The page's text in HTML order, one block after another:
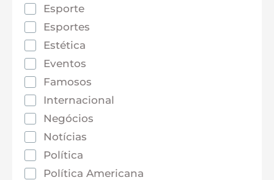
Esporte
Esportes
Estética
Eventos
Famosos
Internacional
Negócios
Notícias
Política
Política Americana